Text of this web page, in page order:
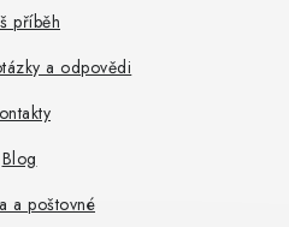
příběh
a odpovědi
Blog
a poštovné